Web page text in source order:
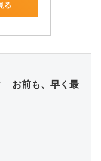
る
　お前も、早く最